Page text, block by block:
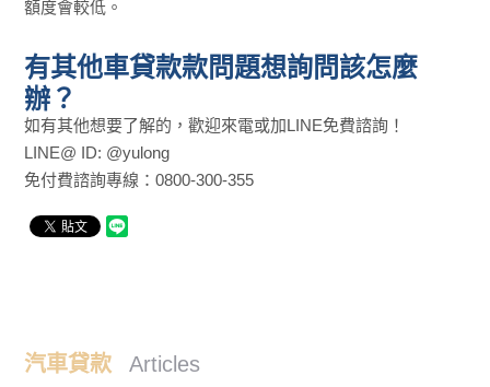
額度會較低。
有其他車貸款款問題想詢問該怎麼
辦？
如有其他想要了解的，歡迎來電或加LINE免費諮詢！
LINE@ ID: @yulong
免付費諮詢專線：0800-300-355
汽車貸款 Articles